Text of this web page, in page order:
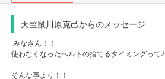
天竺鼠川原克己からのメッセージ
みなさん！！
使わなくなったベルトの捨てるタイミングって
そんな事より！！